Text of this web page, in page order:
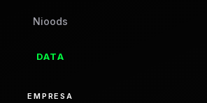
Nioods
DATA
EMPRESA